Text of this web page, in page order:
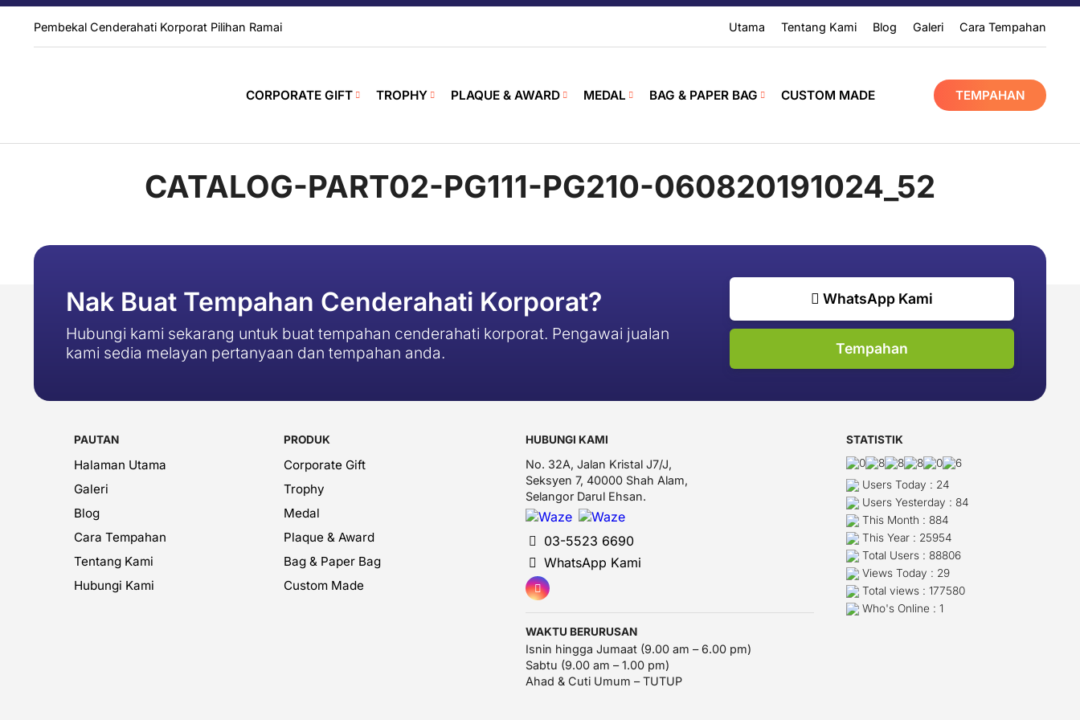
Pembekal Cenderahati Korporat Pilihan Ramai Utama Tentang Kami Blog Galeri Cara Tempahan
CORPORATE GIFT TROPHY PLAQUE & AWARD MEDAL BAG & PAPER BAG CUSTOM MADE TEMPAHAN
CATALOG-PART02-PG111-PG210-060820191024_52
Nak Buat Tempahan Cenderahati Korporat?
Hubungi kami sekarang untuk buat tempahan cenderahati korporat. Pengawai jualan
kami sedia melayan pertanyaan dan tempahan anda.
WhatsApp Kami
Tempahan
PAUTAN
Halaman Utama
Galeri
Blog
Cara Tempahan
Tentang Kami
Hubungi Kami
PRODUK
Corporate Gift
Trophy
Medal
Plaque & Award
Bag & Paper Bag
Custom Made
HUBUNGI KAMI
No. 32A, Jalan Kristal J7/J,
Seksyen 7, 40000 Shah Alam,
Selangor Darul Ehsan.
03-5523 6690
WhatsApp Kami
WAKTU BERURUSAN
Isnin hingga Jumaat (9.00 am – 6.00 pm)
Sabtu (9.00 am – 1.00 pm)
Ahad & Cuti Umum – TUTUP
STATISTIK
Users Today : 24
Users Yesterday : 84
This Month : 884
This Year : 25954
Total Users : 88806
Views Today : 29
Total views : 177580
Who's Online : 1